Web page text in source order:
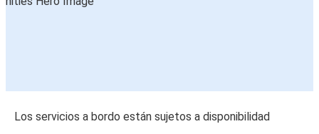
Los servicios a bordo están sujetos a disponibilidad